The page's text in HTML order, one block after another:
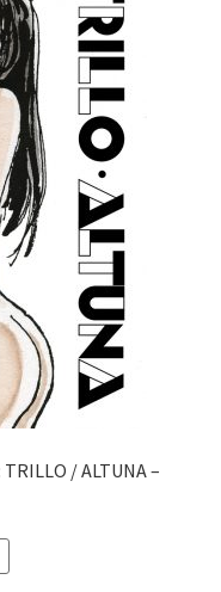
TRILLO / ALTUNA –